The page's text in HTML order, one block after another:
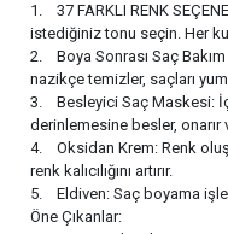
1. 37 FARKLI RENK
istediğiniz tonu seçin. Her
2. Boya Sonrası Saç
nazikçe temizler, saçları
3. Besleyici Saç Maskesi:
derinlemesine besler, onarır
4. Oksidan Krem: Renk
renk kalıcılığını artırır.
5. Eldiven: Saç boyama
Öne Çıkanlar: